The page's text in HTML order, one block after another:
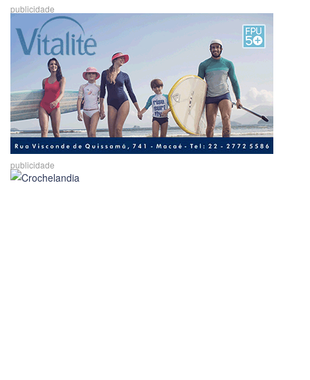
publicidade
publicidade